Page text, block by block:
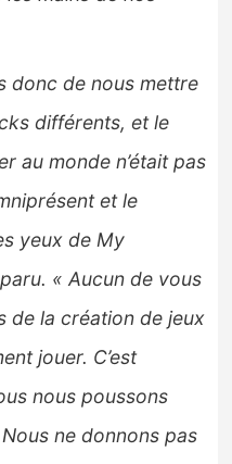
donc de nous mettre
différents, et le
au monde n’était pas
et le
yeux de My
« Aucun de vous
de la création de jeux
jouer. C’est
nous poussons
ne donnons pas